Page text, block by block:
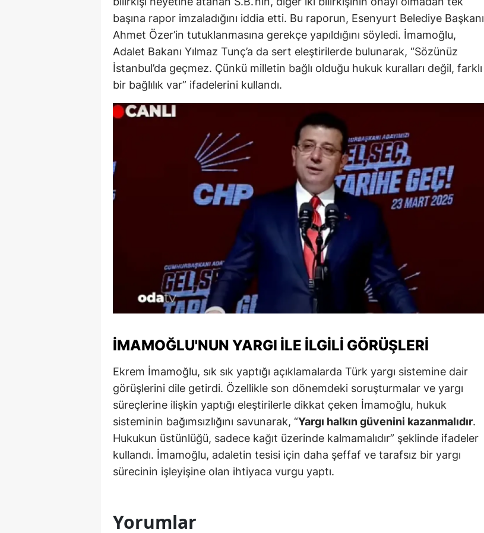
Yozgat
Zonguldak
Aksaray
Kırıkkale
Şırnak
Karabük
Kilis
Düzce
başına rapor imzaladığını iddia etti. Bu raporun, Esenyurt Belediye Başkanı
Ahmet Özer’in tutuklanmasına gerekçe yapıldığını söyledi. İmamoğlu,
Adalet Bakanı Yılmaz Tunç’a da sert eleştirilerde bulunarak, “Sözünüz
İstanbul’da geçmez. Çünkü milletin bağlı olduğu hukuk kuralları değil, farklı
bir bağlılık var” ifadelerini kullandı.
İMAMOĞLU'NUN YARGI ILE İLGILI GÖRÜŞLERI
Ekrem İmamoğlu, sık sık yaptığı açıklamalarda Türk yargı sistemine dair
görüşlerini dile getirdi. Özellikle son dönemdeki soruşturmalar ve yargı
süreçlerine ilişkin yaptığı eleştirilerle dikkat çeken İmamoğlu, hukuk
sisteminin bağımsızlığını savunarak, “Yargı halkın güvenini kazanmalıdır.
Hukukun üstünlüğü, sadece kağıt üzerinde kalmamalıdır” şeklinde ifadeler
kullandı. İmamoğlu, adaletin tesisi için daha şeffaf ve tarafsız bir yargı
sürecinin işleyişine olan ihtiyaca vurgu yaptı.
Yorumlar